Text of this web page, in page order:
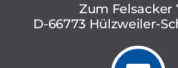
Zum Felsacker
D-66773 Hülzweiler-